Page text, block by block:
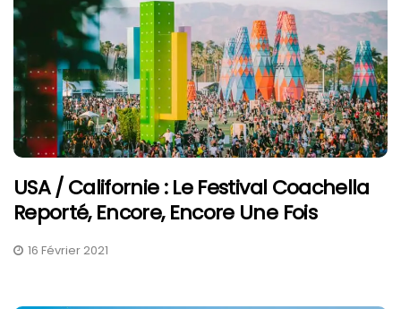
USA / Californie : Le Festival Coachella
Reporté, Encore, Encore Une Fois
16 Février 2021